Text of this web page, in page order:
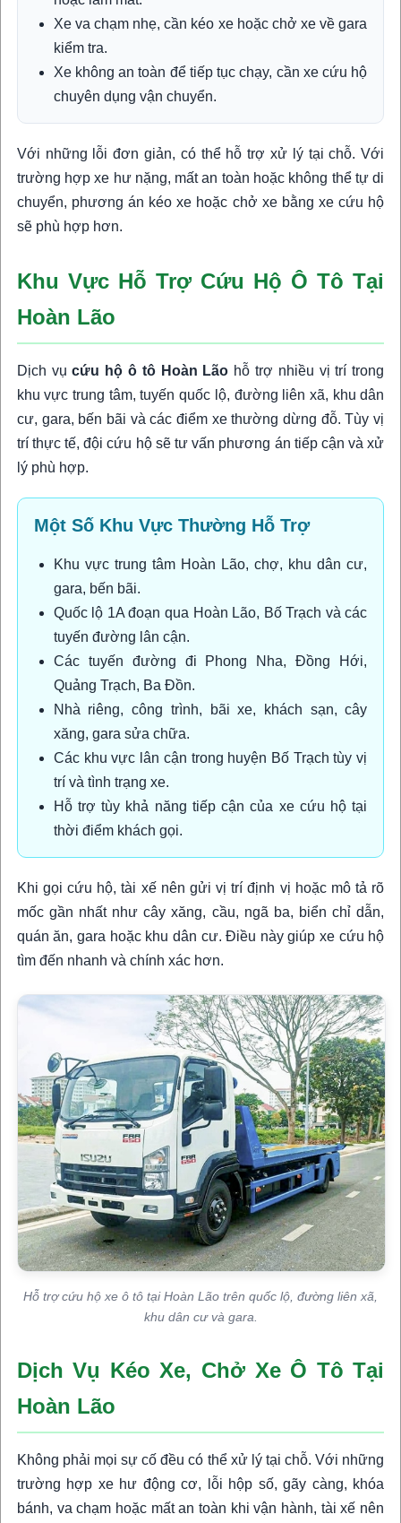
Xe va chạm nhẹ, cần kéo xe hoặc chở xe về gara
kiểm tra.
Xe không an toàn để tiếp tục chạy, cần xe cứu hộ
chuyên dụng vận chuyển.
Với những lỗi đơn giản, có thể hỗ trợ xử lý tại chỗ. Với
trường hợp xe hư nặng, mất an toàn hoặc không thể tự di
chuyển, phương án kéo xe hoặc chở xe bằng xe cứu hộ
sẽ phù hợp hơn.
Khu Vực Hỗ Trợ Cứu Hộ Ô Tô Tại
Hoàn Lão
Dịch vụcứu hộ ô tô Hoàn Lão hỗ trợ nhiều vị trí trong
khu vực trung tâm, tuyến quốc lộ, đường liên xã, khu dân
cư, gara, bến bãi và các điểm xe thường dừng đỗ. Tùy vị
trí thực tế, đội cứu hộ sẽ tư vấn phương án tiếp cận và xử
lý phù hợp.
Một Số Khu Vực Thường Hỗ Trợ
Khu vực trung tâm Hoàn Lão, chợ, khu dân cư,
gara, bến bãi.
Quốc lộ 1A đoạn qua Hoàn Lão, Bố Trạch và các
tuyến đường lân cận.
Các tuyến đường đi Phong Nha, Đồng Hới,
Quảng Trạch, Ba Đồn.
Nhà riêng, công trình, bãi xe, khách sạn, cây
xăng, gara sửa chữa.
Các khu vực lân cận trong huyện Bố Trạch tùy vị
trí và tình trạng xe.
Hỗ trợ tùy khả năng tiếp cận của xe cứu hộ tại
thời điểm khách gọi.
Khi gọi cứu hộ, tài xế nên gửi vị trí định vị hoặc mô tả rõ
mốc gần nhất như cây xăng, cầu, ngã ba, biển chỉ dẫn,
quán ăn, gara hoặc khu dân cư. Điều này giúp xe cứu hộ
tìm đến nhanh và chính xác hơn.
Hỗ trợ cứu hộ xe ô tô tại Hoàn Lão trên quốc lộ, đường liên xã,
khu dân cư và gara.
Dịch Vụ Kéo Xe, Chở Xe Ô Tô Tại
Hoàn Lão
Không phải mọi sự cố đều có thể xử lý tại chỗ. Với những
trường hợp xe hư động cơ, lỗi hộp số, gãy càng, khóa
bánh, va chạm hoặc mất an toàn khi vận hành, tài xế nên